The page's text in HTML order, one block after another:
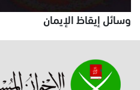
وسائل إيقاظ الإيمان